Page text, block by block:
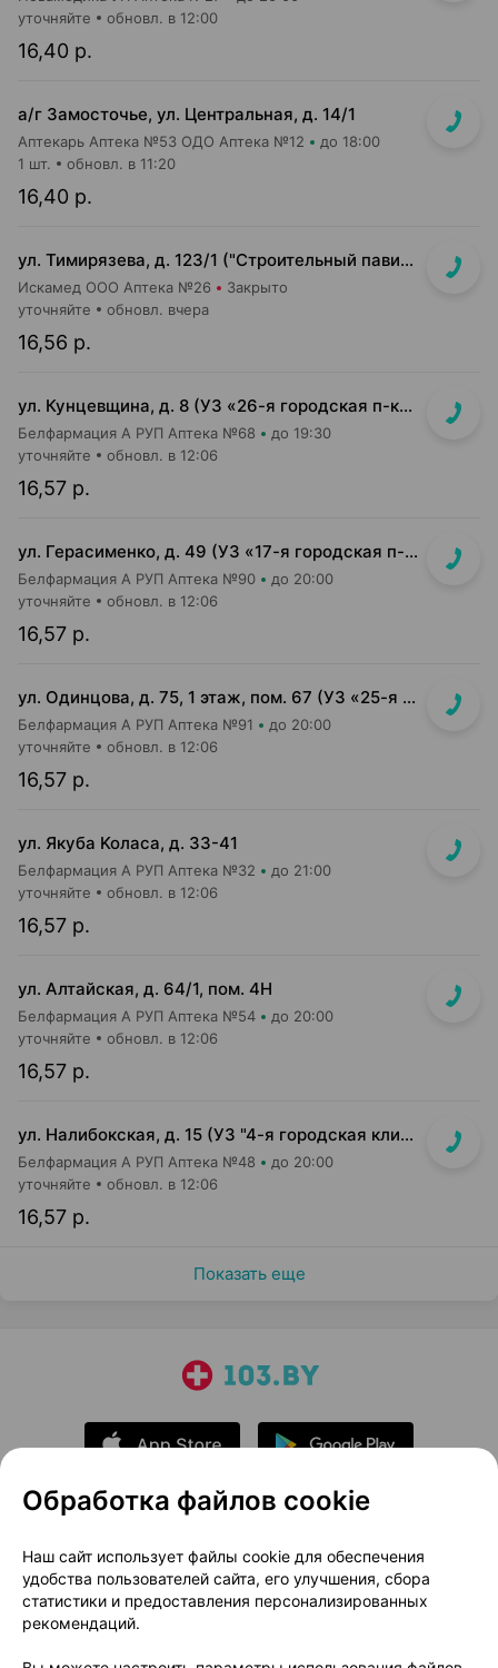
16,40 р.
уточняйте обновл. в 12:00
а/г Замосточье, ул. Центральная, д. 14/1
Аптекарь Аптека №53 ОДО Аптека №12 до 18:00
16,40 р.
1 шт. обновл. в 11:20
ул. Тимирязева, д. 123/1 ("Строительный павильон")
Искамед ООО Аптека №26 Закрыто
16,56 р.
уточняйте обновл. вчера
ул. Кунцевщина, д. 8 (УЗ «26-я городская п-ка»)
Белфармация А РУП Аптека №68 до 19:30
16,57 р.
уточняйте обновл. в 12:06
ул. Герасименко, д. 49 (УЗ «17-я городская п-ка»)
Белфармация А РУП Аптека №90 до 20:00
16,57 р.
уточняйте обновл. в 12:06
ул. Одинцова, д. 75, 1 этаж, пом. 67 (УЗ «25-я детская п-ка»)
Белфармация А РУП Аптека №91 до 20:00
16,57 р.
уточняйте обновл. в 12:06
ул. Якуба Koлaca, д. 33-41
Белфармация А РУП Аптека №32 до 21:00
16,57 р.
уточняйте обновл. в 12:06
ул. Алтайская, д. 64/1, пом. 4Н
Белфармация А РУП Аптека №54 до 20:00
16,57 р.
уточняйте обновл. в 12:06
ул. Налибокская, д. 15 (УЗ "4-я городская клиническая детская п-ка")
Белфармация А РУП Аптека №48 до 20:00
16,57 р.
уточняйте обновл. в 12:06
Показать еще
О проекте
Новости проекта
Размещение рекламы
Медицинский маркетинг
Публичный договор
Доставка
Обработка файлов cookie
Наш сайт использует файлы cookie для обеспечения
удобства пользователей сайта, его улучшения, сбора
статистики и предоставления персонализированных
рекомендаций.